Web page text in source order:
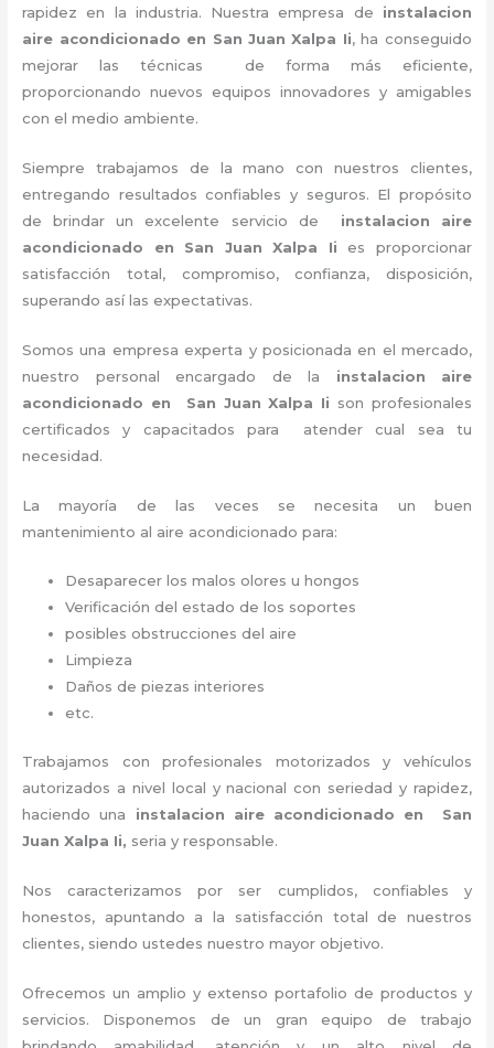
rapidez en la industria. Nuestra empresa de instalacion
aire acondicionado en San Juan Xalpa Ii, ha conseguido
mejorar las técnicas de forma más eficiente,
proporcionando nuevos equipos innovadores y amigables
con el medio ambiente.
Siempre trabajamos de la mano con nuestros clientes,
entregando resultados confiables y seguros. El propósito
de brindar un excelente servicio de instalacion aire
acondicionado en San Juan Xalpa Ii
es proporcionar
satisfacción total, compromiso, confianza, disposición,
superando así las expectativas.
Somos una empresa experta y posicionada en el mercado,
nuestro personal encargado de la instalacion aire
acondicionado en San Juan Xalpa Ii son profesionales
certificados y capacitados para atender cual sea tu
necesidad.
La mayoría de las veces se necesita un buen
mantenimiento al aire acondicionado para:
Desaparecer los malos olores u hongos
Verificación del estado de los soportes
posibles obstrucciones del aire
Limpieza
Daños de piezas interiores
etc.
Trabajamos con profesionales motorizados y vehículos
autorizados a nivel local y nacional con seriedad y rapidez,
haciendo una instalacion aire acondicionado en San
Juan Xalpa Ii, seria y responsable.
Nos caracterizamos por ser cumplidos, confiables y
honestos, apuntando a la satisfacción total de nuestros
clientes, siendo ustedes nuestro mayor objetivo.
Ofrecemos un amplio y extenso portafolio de productos y
servicios. Disponemos de un gran equipo de trabajo